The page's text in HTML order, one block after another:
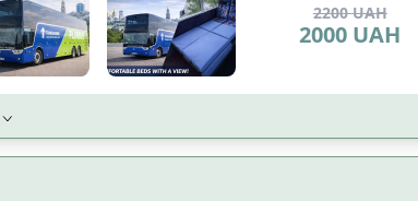
5 ☀️Вдень (12:00-17:59)
2 ☀️Вдень (12:00-17:59) 5
2200 UAH
2000 UAH